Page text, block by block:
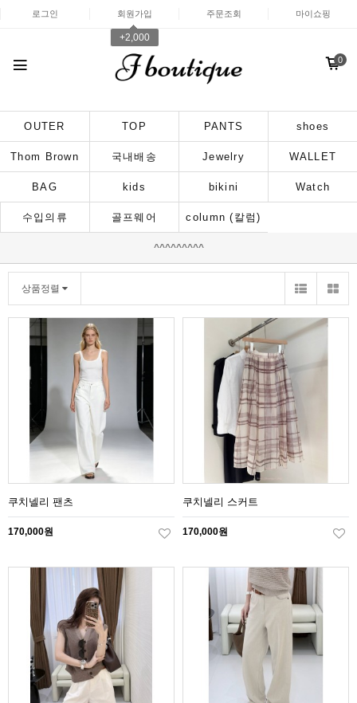
로그인 회원가입
+2,000
주문조회 마이쇼핑
0
OUTER TOP PANTS shoes
Thom Brown 국내배송 Jewelry WALLET
BAG kids bikini Watch
수입의류 골프웨어 column (칼럼)
^^^^^^^^^
상품정렬
쿠치넬리 팬츠
170,000원
쿠치넬리 스커트
170,000원